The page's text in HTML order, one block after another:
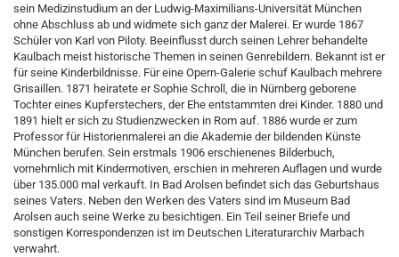
sein Medizinstudium an der Ludwig-Maximilians-Universität München
ohne Abschluss ab und widmete sich ganz der Malerei. Er wurde 1867
Schüler von Karl von Piloty. Beeinflusst durch seinen Lehrer behandelte
Kaulbach meist historische Themen in seinen Genrebildern. Bekannt ist er
für seine Kinderbildnisse. Für eine Opern-Galerie schuf Kaulbach mehrere
Grisaillen. 1871 heiratete er Sophie Schroll, die in Nürnberg geborene
Tochter eines Kupferstechers, der Ehe entstammten drei Kinder. 1880 und
1891 hielt er sich zu Studienzwecken in Rom auf. 1886 wurde er zum
Professor für Historienmalerei an die Akademie der bildenden Künste
München berufen. Sein erstmals 1906 erschienenes Bilderbuch,
vornehmlich mit Kindermotiven, erschien in mehreren Auflagen und wurde
über 135.000 mal verkauft. In Bad Arolsen befindet sich das Geburtshaus
seines Vaters. Neben den Werken des Vaters sind im Museum Bad
Arolsen auch seine Werke zu besichtigen. Ein Teil seiner Briefe und
sonstigen Korrespondenzen ist im Deutschen Literaturarchiv Marbach
verwahrt.